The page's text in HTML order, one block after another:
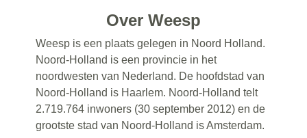
Over Weesp
Weesp is een plaats gelegen in Noord Holland.
Noord-Holland is een provincie in het
noordwesten van Nederland. De hoofdstad van
Noord-Holland is Haarlem. Noord-Holland telt
2.719.764 inwoners (30 september 2012) en de
grootste stad van Noord-Holland is Amsterdam.